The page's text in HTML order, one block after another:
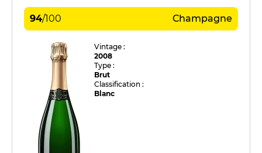
94/100 Champagne
Vintage :
2008
Type :
Brut
Classification :
Blanc